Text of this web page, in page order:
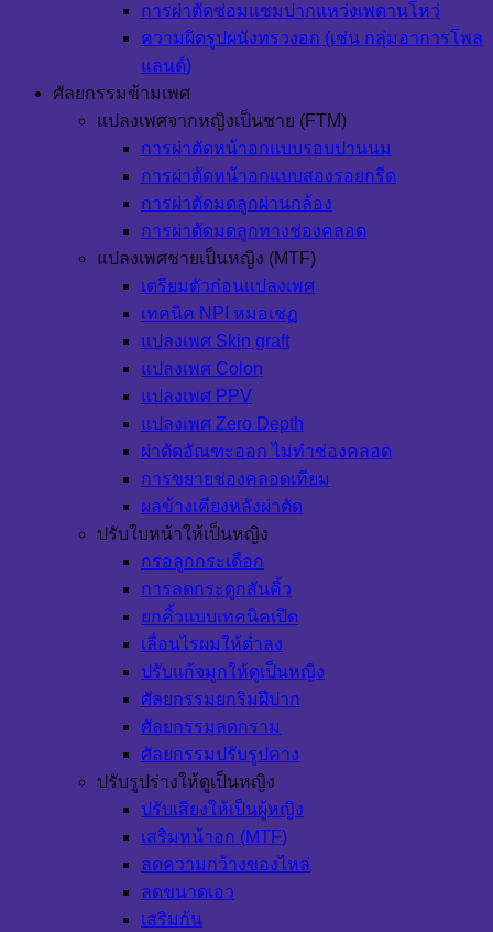
การผ่าตัดซ่อมแซมปากแหว่งเพดานโหว่
ความผิดรูปผนังทรวงอก (เช่น กลุ่มอาการโพล
แลนด์)
ศัลยกรรมข้ามเพศ
แปลงเพศจากหญิงเป็นชาย (FTM)
การผ่าตัดหน้าอกแบบรอบปานนม
การผ่าตัดหน้าอกแบบสองรอยกรีด
การผ่าตัดมดลูกผ่านกล้อง
การผ่าตัดมดลูกทางช่องคลอด
แปลงเพศชายเป็นหญิง (MTF)
เตรียมตัวก่อนแปลงเพศ
เทคนิค NPI หมอเชฏ
แปลงเพศ Skin graft
แปลงเพศ Colon
แปลงเพศ PPV
แปลงเพศ Zero Depth
ผ่าตัดอัณฑะออก ไม่ทำช่องคลอด
การขยายช่องคลอดเทียม
ผลข้างเคียงหลังผ่าตัด
ปรับใบหน้าให้เป็นหญิง
กรอลูกกระเดือก
การลดกระดูกสันคิ้ว
ยกคิ้วแบบเทคนิคเปิด
เลื่อนไรผมให้ต่ำลง
ปรับแก้จมูกให้ดูเป็นหญิง
ศัลยกรรมยกริมฝีปาก
ศัลยกรรมลดกราม
ศัลยกรรมปรับรูปคาง
ปรับรูปร่างให้ดูเป็นหญิง
ปรับเสียงให้เป็นผู้หญิง
เสริมหน้าอก (MTF)
ลดความกว้างของไหล่
ลดขนาดเอว
เสริมก้น